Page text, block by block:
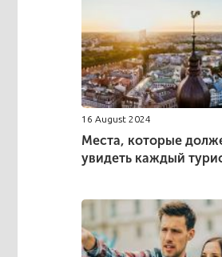
16 August 2024
Места, которые
увидеть каждый